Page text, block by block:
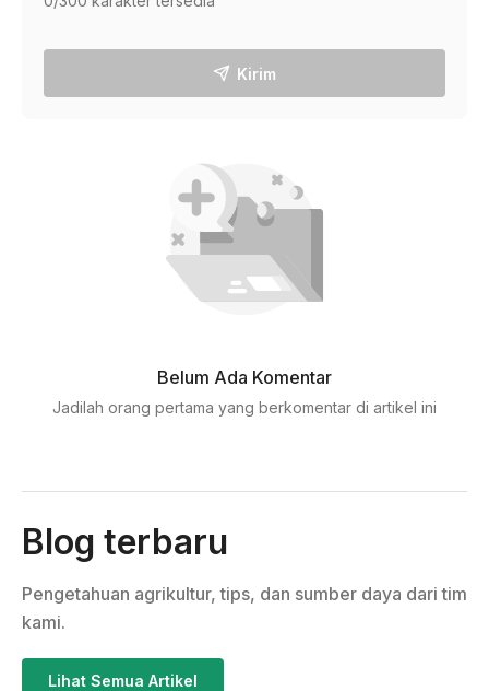
Kirim
Belum Ada Komentar
Jadilah orang pertama yang berkomentar di artikel ini
Blog terbaru
Pengetahuan agrikultur, tips, dan sumber daya dari tim
kami.
Lihat Semua Artikel